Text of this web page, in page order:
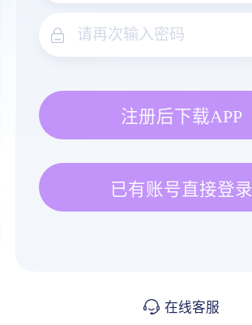
注册后下载APP
已有账号直接登录
在线客服